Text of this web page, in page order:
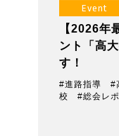
Event
【2026年
ント「高
す！
#進路指導 #
校 #総会レポ